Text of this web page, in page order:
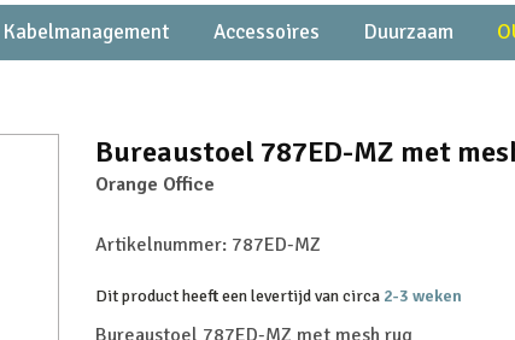
Kabelmanagement Accessoires Duurzaam
Bureaustoel 787ED-MZ met
Orange Office
Artikelnummer: 787ED-MZ
Dit product heeft een levertijd van circa 2-3 weken
Bureaustoel 787ED-MZ met mesh rug